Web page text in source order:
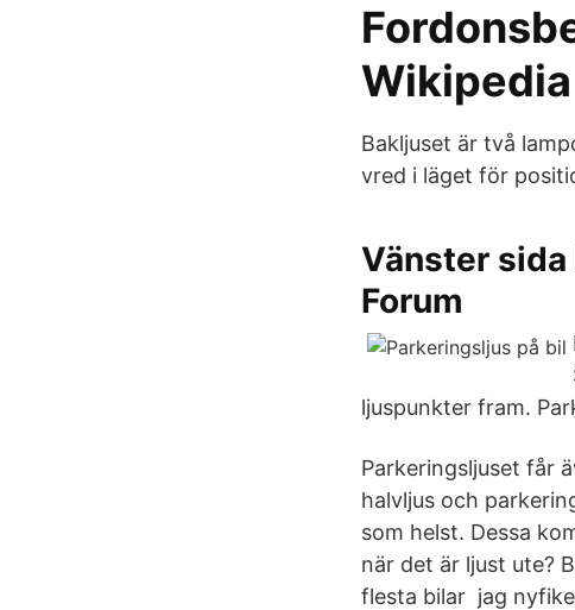
Wikipedia
Bakljuset är två
vred i läget för
Vänster
Forum
ljuspunkter fram.
Parkeringsljuset får
halvljus och
som helst. Dessa
när det är ljust ute?
flesta bilar jag